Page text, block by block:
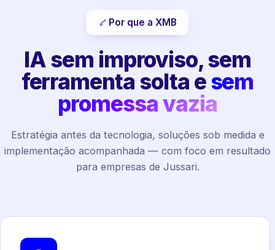
Por que a XMB
IA sem improviso, sem
ferramenta solta esem
promessa vazia
Estratégia antes da tecnologia, soluções sob medida e
implementação acompanhada — com foco em resultado
para empresas de Jussari.